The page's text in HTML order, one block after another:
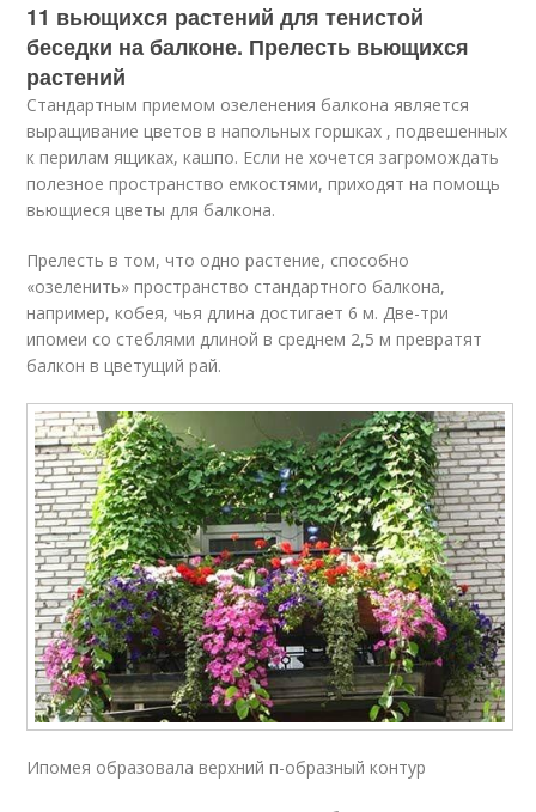
11 вьющихся растений для тенистой
беседки на балконе. Прелесть вьющихся
растений
Стандартным приемом озеленения балкона является
выращивание цветов в напольных горшках , подвешенных
к перилам ящиках, кашпо. Если не хочется загромождать
полезное пространство емкостями, приходят на помощь
вьющиеся цветы для балкона.
Прелесть в том, что одно растение, способно
«озеленить» пространство стандартного балкона,
например, кобея, чья длина достигает 6 м. Две-три
ипомеи со стеблями длиной в среднем 2,5 м превратят
балкон в цветущий рай.
Ипомея образовала верхний п-образный контур